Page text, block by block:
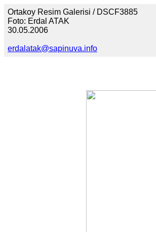
Ortakoy Resim Galerisi / DSCF3885
Foto: Erdal ATAK
30.05.2006
erdalatak@sapinuva.info